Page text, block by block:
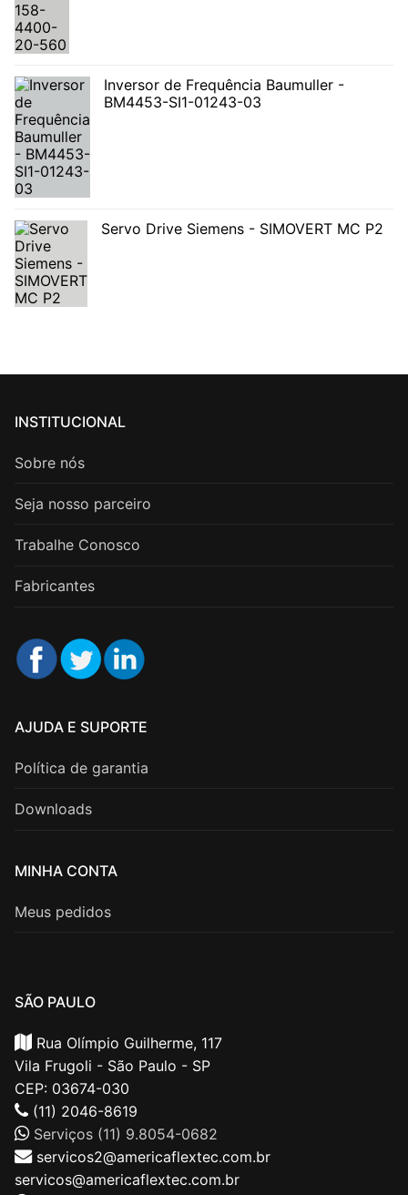
Inversor de Frequência Baumuller -
BM4453-SI1-01243-03
Servo Drive Siemens - SIMOVERT MC P2
INSTITUCIONAL
Sobre nós
Seja nosso parceiro
Trabalhe Conosco
Fabricantes
AJUDA E SUPORTE
Política de garantia
Downloads
MINHA CONTA
Meus pedidos
SÃO PAULO
Rua Olímpio Guilherme, 117
Vila Frugoli - São Paulo - SP
CEP: 03674-030
(11) 2046-8619
Serviços (11) 9.8054-0682
servicos2@americaflextec.com.br
servicos@americaflextec.com.br